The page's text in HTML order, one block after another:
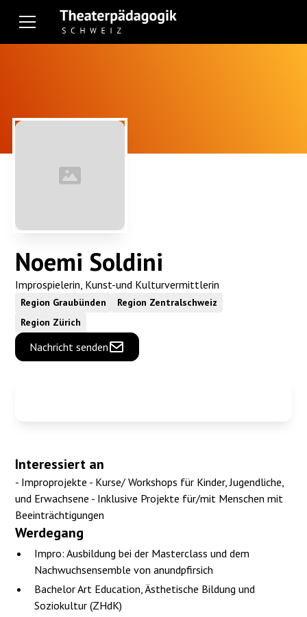
Noemi Soldini
Improspielerin, Kunst-und Kulturvermittlerin
Region Graubünden
Region Zentralschweiz
Region Zürich
Nachricht senden
Interessiert an
- Improprojekte - Kurse/ Workshops für Kinder, Jugendliche,
und Erwachsene - Inklusive Projekte für/mit Menschen mit
Beeinträchtigungen
Werdegang
Impro: Ausbildung bei der Masterclass und dem
Nachwuchsensemble von anundpfirsich
Bachelor Art Education, Ästhetische Bildung und
Soziokultur (ZHdK)